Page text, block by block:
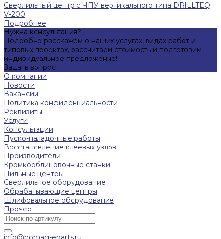
Сверлильный центр с ЧПУ вертикального типа DRILLTEQ
V-200
Подробнее
Нужна консультация?
Подробно расскажем о наших услугах, видах работ и
типовых проектах, рассчитаем стоимость и подготовим
индивидуальное предложение!
Задать вопрос
О компании
Новости
Вакансии
Политика конфиденциальности
Реквизиты
Услуги
Консультации
Пуско-наладочные работы
Восстановление клеевых узлов
Производители
Кромкооблицовочные станки
Пильные центры
Сверлильное оборудование
Обрабатывающие центры
Шлифовальное оборудование
Прочее
info@homag-eparts.ru